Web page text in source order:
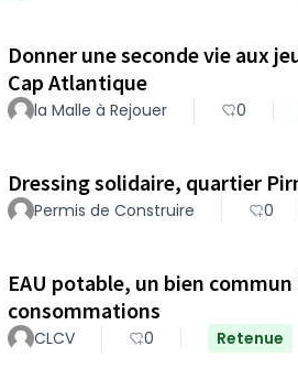
Donner une seconde vie aux
Cap Atlantique
la Malle à Rejouer 0
Dressing solidaire, quartier
Permis de Construire 0
EAU potable, un bien
consommations
CLCV 0 Retenue